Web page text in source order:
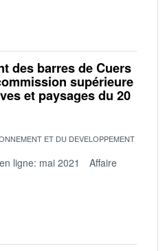
des barres de Cuers
supérieure
et paysages du 20
ET DU DEVELOPPEMENT
ligne: mai 2021
Affaire